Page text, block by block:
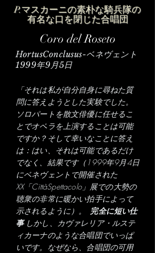
P.マスカーニの素朴な騎兵隊の
有名な口を閉じた合唱団
Coro del Roseto
HortusConclusus-ベネヴェント
1999年9月5日
「それは私が自分自身に尋ねた質
問に答えようとした実験でした。
ソロパートを散文俳優に任せるこ
とでオペラを上演することは可能
ですか？そして幸いなことに答え
は：はい、それは可能であるだけ
でなく、結果です（1999年9月4日
にベネヴェントで開催された
XX「CittàSpettacolo」展での大勢の
聴衆の非常に暖かい拍手によって
示されるように）。
完全に短い仕
事 しかし、カヴァレリア・ルステ
ィカーナのような合唱団でいっぱ
いです。なぜなら、合唱団の可用